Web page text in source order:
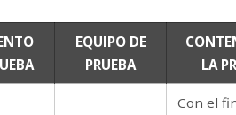
EQUIPO DE
PRUEBA
LA
Con el